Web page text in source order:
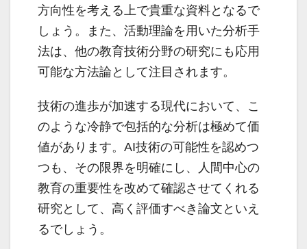
方向性を考える上で貴重な資料となるで
しょう。また、活動理論を用いた分析手
法は、他の教育技術分野の研究にも応用
可能な方法論として注目されます。
技術の進歩が加速する現代において、こ
のような冷静で包括的な分析は極めて価
値があります。AI技術の可能性を認めつ
つも、その限界を明確にし、人間中心の
教育の重要性を改めて確認させてくれる
研究として、高く評価すべき論文といえ
るでしょう。